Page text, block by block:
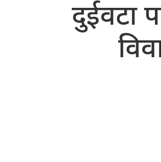
दुईवटा